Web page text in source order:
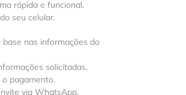
rápida e funcional.
seu celular.
nas informações do
solicitadas,
pagamento.
via WhatsApp.